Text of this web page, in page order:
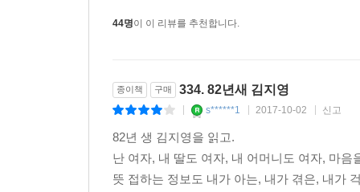
44명이 이 리뷰를 추천합니다.
종이책 구매 334. 82년새 김지영
s******1 2017-10-02 신고
82년 생 김지영을 읽고.
난 여자, 내 딸도 여자, 내 어머니도 여자, 마
뜻 접하는 정보도 내가 아는, 내가 겪은, 내가